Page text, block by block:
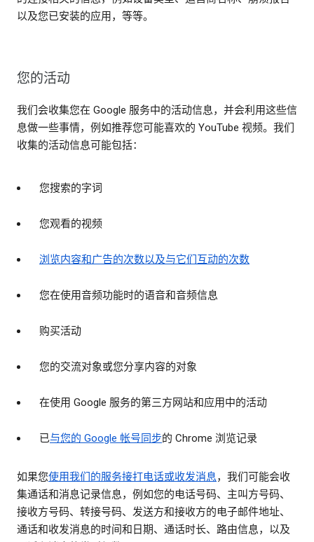
以及您已安装的应用，等等。
您的活动
我们会收集您在 Google 服务中的活动信息，并会利用这些信
息做一些事情，例如推荐您可能喜欢的 YouTube 视频。我们
收集的活动信息可能包括：
您搜索的字词
您观看的视频
浏览内容和广告的次数以及与它们互动的次数
您在使用音频功能时的语音和音频信息
购买活动
您的交流对象或您分享内容的对象
在使用 Google 服务的第三方网站和应用中的活动
已与您的 Google 帐号同步的 Chrome 浏览记录
如果您使用我们的服务接打电话或收发消息，我们可能会收
集通话和消息记录信息，例如您的电话号码、主叫方号码、
接收方号码、转接号码、发送方和接收方的电子邮件地址、
通话和收发消息的时间和日期、通话时长、路由信息，以及